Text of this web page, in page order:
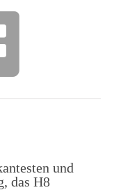
und
das H8